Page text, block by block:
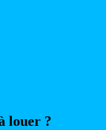
louer ?